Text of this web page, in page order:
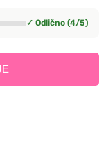
✓ Odlično (4/5)